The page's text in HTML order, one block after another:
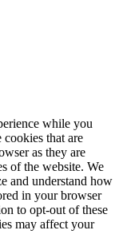
while you
that are
as they are
of the website. We
and understand how
in your browser
to opt-out of these
may affect your